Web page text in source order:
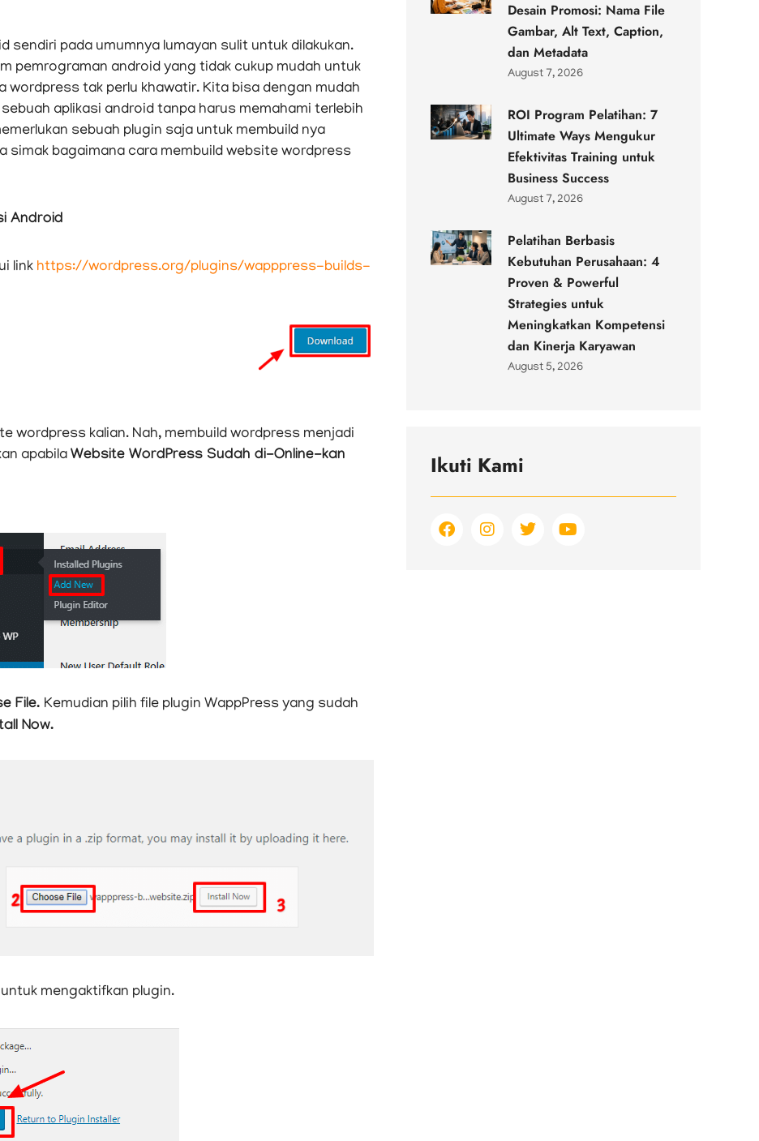
sendiri pada umumnya lumayan sulit untuk dilakukan.
pemrograman android yang tidak cukup mudah untuk
wordpress tak perlu khawatir. Kita bisa dengan mudah
aplikasi android tanpa harus memahami terlebih
sebuah plugin saja untuk membuild nya
simak bagaimana cara membuild website wordpress
Android
link https://wordpress.org/plugins/wapppress-builds-
wordpress kalian. Nah, membuild wordpress menjadi
apabila Website WordPress Sudah di-Online-kan
File. Kemudian pilih file plugin WappPress yang sudah
Now.
untuk mengaktifkan plugin.
Desain Promosi: Nama File
Gambar, Alt Text, Caption,
dan Metadata
August 7, 2026
ROI Program Pelatihan: 7
Ultimate Ways Mengukur
Efektivitas Training untuk
Business Success
August 7, 2026
Pelatihan Berbasis
Kebutuhan Perusahaan: 4
Proven & Powerful
Strategies untuk
Meningkatkan Kompetensi
dan Kinerja Karyawan
August 5, 2026
Ikuti Kami
F
a
I
n
T
w
Y
o